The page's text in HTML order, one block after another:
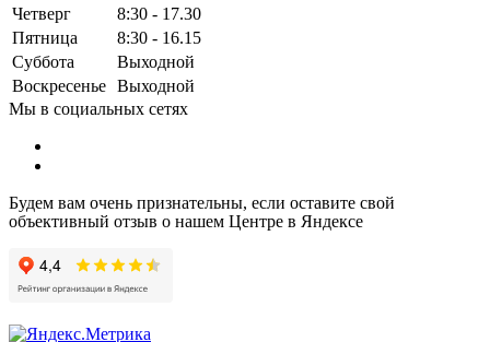
Четверг
8:30 - 17.30
Пятница
8:30 - 16.15
Суббота
Выходной
Воскресенье Выходной
Мы в социальных сетях
Будем вам очень признательны, если оставите свой
объективный отзыв о нашем Центре в Яндексе